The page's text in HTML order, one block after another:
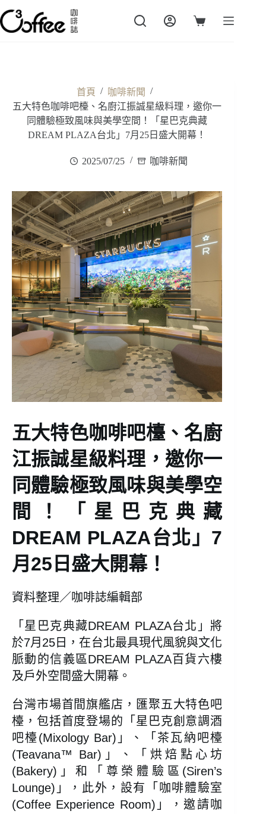
跳
至
主
購
首頁 / 咖啡新聞 /
五大特色咖啡吧檯、名廚江振誠星級料理，邀你一
同體驗極致風味與美學空間！「星巴克典藏
DREAM PLAZA台北」7月25日盛大開幕！
2025/07/25 咖啡新聞
五大特色咖啡吧檯、名廚
江振誠星級料理，邀你一
同體驗極致風味與美學空
間！「星巴克典藏
DREAM PLAZA台北」7
月25日盛大開幕！
資料整理／咖啡誌編輯部
「星巴克典藏DREAM PLAZA台北」將
於7月25日，在台北最具現代風貌與文化
脈動的信義區DREAM PLAZA百貨六樓
及戶外空間盛大開幕。
台灣市場首間旗艦店，匯聚五大特色吧
檯，包括首度登場的「星巴克創意調酒
吧檯(Mixology Bar)」、「茶瓦納吧檯
(Teavana™ Bar)」、「烘焙點心坊
(Bakery)」和「尊榮體驗區(Siren’s
Lounge)」，此外，設有「咖啡體驗室
(Coffee Experience Room)」，邀請咖